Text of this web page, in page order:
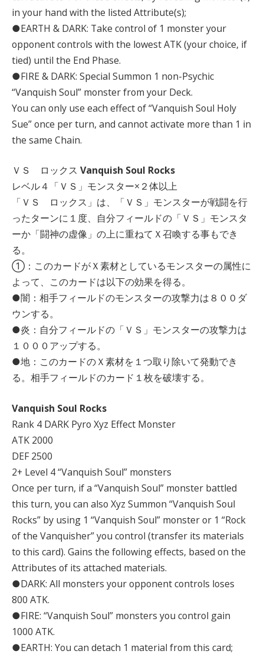
in your hand with the listed Attribute(s);
●EARTH & DARK: Take control of 1 monster your
opponent controls with the lowest ATK (your choice, if
tied) until the End Phase.
●FIRE & DARK: Special Summon 1 non-Psychic
“Vanquish Soul” monster from your Deck.
You can only use each effect of “Vanquish Soul Holy
Sue” once per turn, and cannot activate more than 1 in
the same Chain.
ＶＳ ロックス Vanquish Soul Rocks
レベル４「ＶＳ」モンスター×２体以上
「ＶＳ ロックス」は、「ＶＳ」モンスターが戦闘を行
ったターンに１度、自分フィールドの「ＶＳ」モンスタ
ーか「闘神の虚像」の上に重ねてＸ召喚する事もでき
る。
①：このカードがＸ素材としているモンスターの属性に
よって、このカードは以下の効果を得る。
●闇：相手フィールドのモンスターの攻撃力は８００ダ
ウンする。
●炎：自分フィールドの「ＶＳ」モンスターの攻撃力は
１０００アップする。
●地：このカードのＸ素材を１つ取り除いて発動でき
る。相手フィールドのカード１枚を破壊する。
Vanquish Soul Rocks
Rank 4 DARK Pyro Xyz Effect Monster
ATK 2000
DEF 2500
2+ Level 4 “Vanquish Soul” monsters
Once per turn, if a “Vanquish Soul” monster battled
this turn, you can also Xyz Summon “Vanquish Soul
Rocks” by using 1 “Vanquish Soul” monster or 1 “Rock
of the Vanquisher” you control (transfer its materials
to this card). Gains the following effects, based on the
Attributes of its attached materials.
●DARK: All monsters your opponent controls loses
800 ATK.
●FIRE: “Vanquish Soul” monsters you control gain
1000 ATK.
●EARTH: You can detach 1 material from this card;